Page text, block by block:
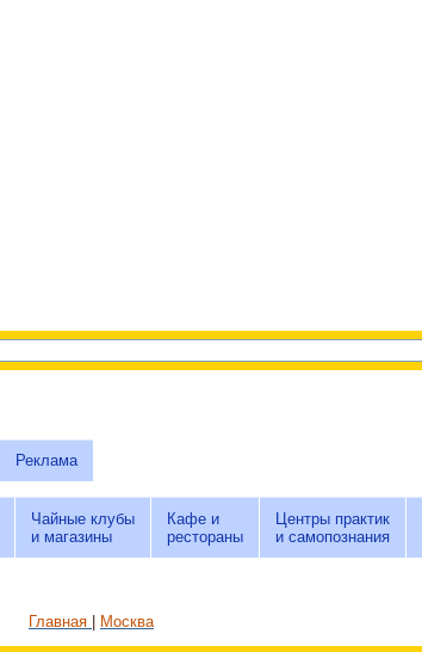
Реклама
Чайные клубы
и магазины
Кафе и
рестораны
Центры практик
и самопознания
Главная Москва